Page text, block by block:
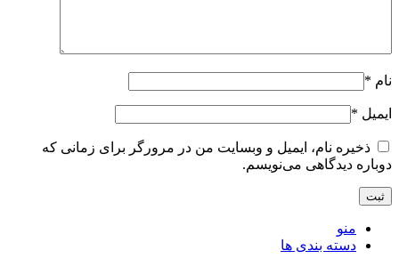
نام *
ایمیل *
ذخیره نام، ایمیل و وبسایت من در مرورگر برای زمانی که
دوباره دیدگاهی می‌نویسم.
منو
دسته بندی ها